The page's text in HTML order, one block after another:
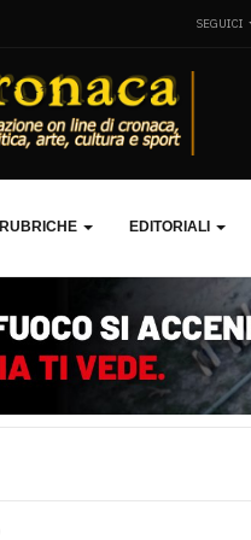
SEGUICI
RUBRICHE EDITORIALI